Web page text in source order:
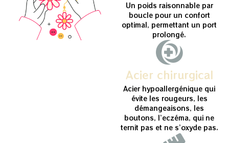
Un poids raisonnable par
boucle pour un confort
optimal, permettant un port
prolongé.
Acier chirurgical
Acier hypoallergénique qui
évite les rougeurs, les
démangeaisons, les
boutons, l’eczéma, qui ne
ternit pas et ne s’oxyde pas.